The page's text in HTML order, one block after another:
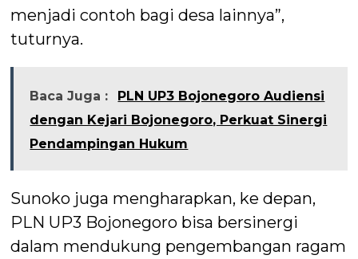
menjadi contoh bagi desa lainnya”,
tuturnya.
Baca Juga :
PLN UP3 Bojonegoro Audiensi
dengan Kejari Bojonegoro, Perkuat Sinergi
Pendampingan Hukum
Sunoko juga mengharapkan, ke depan,
PLN UP3 Bojonegoro bisa bersinergi
dalam mendukung pengembangan ragam